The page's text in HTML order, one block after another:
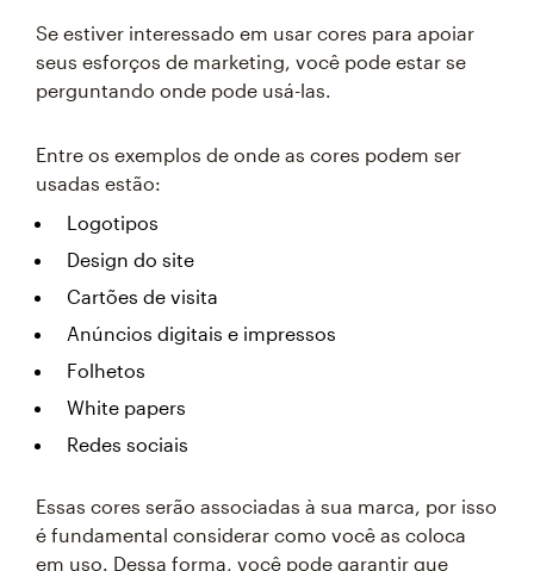
Se estiver interessado em usar cores para apoiar
seus esforços de marketing, você pode estar se
perguntando onde pode usá-las.
Entre os exemplos de onde as cores podem ser
usadas estão:
Logotipos
Design do site
Cartões de visita
Anúncios digitais e impressos
Folhetos
White papers
Redes sociais
Essas cores serão associadas à sua marca, por isso
é fundamental considerar como você as coloca
em uso. Dessa forma, você pode garantir que